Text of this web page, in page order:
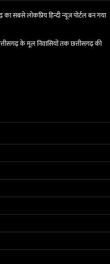
लोकप्रिय हिन्दी न्यूज पोर्टल बन गया
के मूल निवासियों तक छत्तीसगढ़ की